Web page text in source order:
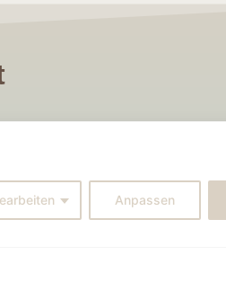
Anpassen
genug fokussiert
hat. Claudia
und den Augenblick
Daraus konnte ich